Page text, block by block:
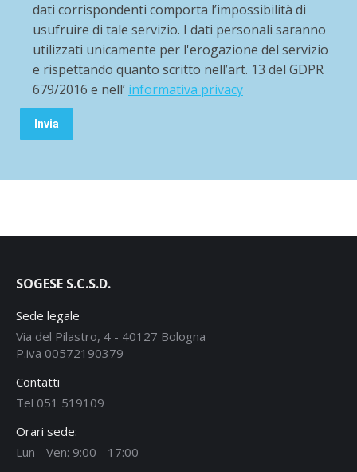
dati corrispondenti comporta l’impossibilità di
usufruire di tale servizio. I dati personali saranno
utilizzati unicamente per l'erogazione del servizio
e rispettando quanto scritto nell’art. 13 del GDPR
679/2016 e nell’ informativa privacy
SOGESE S.C.S.D.
Sede legale
Via del Pilastro, 4 - 40127 Bologna
P.iva 00572190379
Contatti
Tel 051 519109
Orari sede:
Lun - Ven: 9:00 - 17:00